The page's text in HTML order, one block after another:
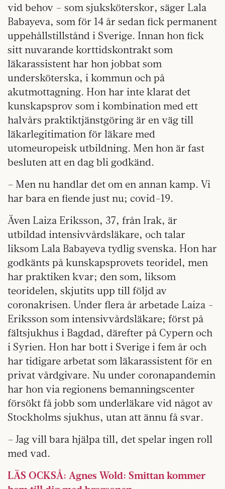
vid behov – som sjuksköterskor, säger Lala
Babayeva, som för 14 år sedan fick permanent
uppehållstillstånd i Sverige. Innan hon fick
sitt nuvarande korttidskontrakt som
läkarassistent har hon jobbat som
undersköterska, i kommun och på
akutmottagning. Hon har inte klarat det
kunskapsprov som i kombination med ett
halvårs praktiktjänstgöring är en väg till
läkarlegitimation för läkare med
utomeuropeisk utbildning. Men hon är fast
besluten att en dag bli godkänd.
– Men nu handlar det om en annan kamp. Vi
har bara en fiende just nu; covid-19.
Även Laiza Eriksson, 37, från Irak, är
utbildad intensivvårdsläkare, och talar
liksom Lala Babayeva tydlig svenska. Hon har
godkänts på kunskapsprovets teoridel, men
har praktiken kvar; den som, liksom
teoridelen, skjutits upp till följd av
coronakrisen. Under flera år arbetade Laiza ­
Eriksson som intensivvårdsläkare; först på
fältsjukhus i Bagdad, därefter på Cypern och
i Syrien. Hon har bott i Sverige i fem år och
har tidigare arbetat som läkarassistent för en
privat vårdgivare. Nu under coronapandemin
har hon via regionens bemanningscenter
försökt få jobb som underläkare vid något av
Stockholms sjukhus, utan att ännu få svar.
– Jag vill bara hjälpa till, det spelar ingen roll
med vad.
LÄS OCKSÅ: Agnes Wold: Smittan kommer